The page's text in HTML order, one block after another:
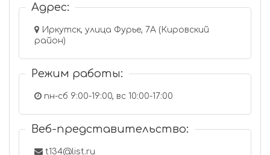
Адрес:
Иркутск, улица Фурье, 7А (Кировский
район)
Режим работы:
пн-сб 9:00-19:00, вс 10:00-17:00
Веб-представительство:
t134@list.ru